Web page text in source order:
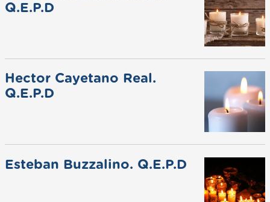
Q.E.P.D
Hector Cayetano Real.
Q.E.P.D
Esteban Buzzalino. Q.E.P.D